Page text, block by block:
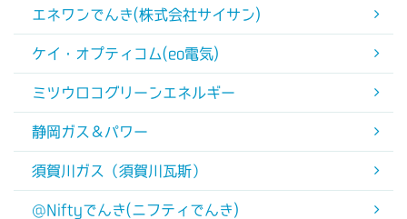
エネワンでんき(株式会社サイサン)
ケイ・オプティコム(eo電気)
ミツウロコグリーンエネルギー
静岡ガス＆パワー
須賀川ガス（須賀川瓦斯）
@Niftyでんき(ニフティでんき)